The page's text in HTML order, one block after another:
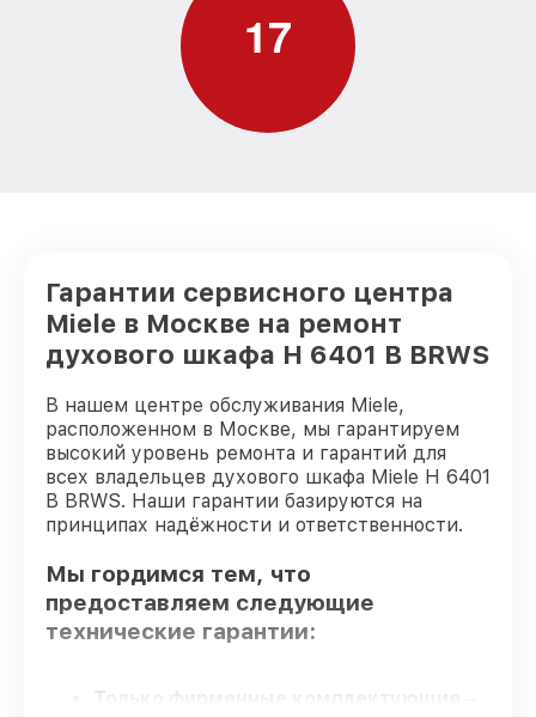
17
Гарантии сервисного центра
Miele в Москве на ремонт
духового шкафа H 6401 B BRWS
В нашем центре обслуживания Miele,
расположенном в Москве, мы гарантируем
высокий уровень ремонта и гарантий для
всех владельцев духового шкафа Miele H 6401
B BRWS. Наши гарантии базируются на
принципах надёжности и ответственности.
Мы гордимся тем, что
предоставляем следующие
технические гарантии:
Только фирменные комплектующие